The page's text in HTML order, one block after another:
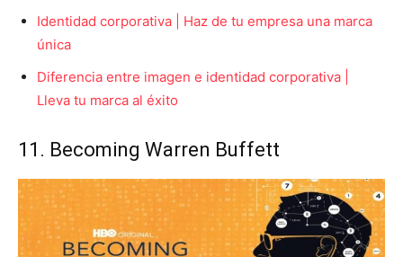
Identidad corporativa | Haz de tu empresa una marca
única
Diferencia entre imagen e identidad corporativa |
Lleva tu marca al éxito
11. Becoming Warren Buffett